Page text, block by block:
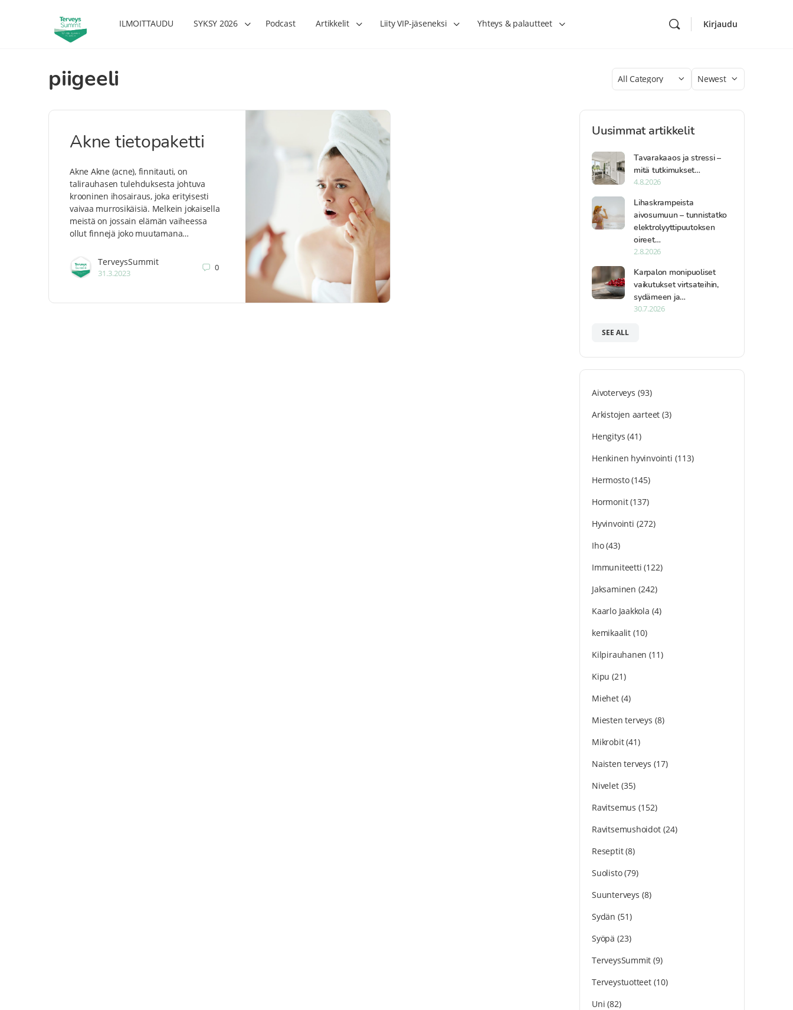
ILMOITTAUDU SYKSY 2026 Podcast Artikkelit Liity VIP-jäseneksi Yhteys & palautteet Kirjaudu
piigeeli Category
Sort
Akne tietopaketti
Akne Akne (acne), finnitauti, on
talirauhasen tulehduksesta johtuva
krooninen ihosairaus, joka erityisesti
vaivaa murrosikäisiä. Melkein jokaisella
meistä on jossain elämän vaiheessa
ollut finnejä joko muutamana…
TerveysSummit
31.3.2023
0
Uusimmat artikkelit
Tavarakaaos ja stressi –
mitä tutkimukset…
4.8.2026
Lihaskrampeista
aivosumuun – tunnistatko
elektrolyyttipuutoksen
oireet…
2.8.2026
Karpalon monipuoliset
vaikutukset virtsateihin,
sydämeen ja…
30.7.2026
SEE ALL
Aivoterveys (93)
Arkistojen aarteet (3)
Hengitys (41)
Henkinen hyvinvointi (113)
Hermosto(145)
Hormonit(137)
Hyvinvointi (272)
Iho(43)
Immuniteetti (122)
Jaksaminen (242)
Kaarlo Jaakkola (4)
kemikaalit(10)
Kilpirauhanen (11)
Kipu (21)
Miehet(4)
Miesten terveys (8)
Mikrobit(41)
Naisten terveys (17)
Nivelet(35)
Ravitsemus (152)
Ravitsemushoidot(24)
Reseptit(8)
Suolisto(79)
Suunterveys (8)
Sydän (51)
Syöpä (23)
TerveysSummit (9)
Terveystuotteet(10)
Uni (82)